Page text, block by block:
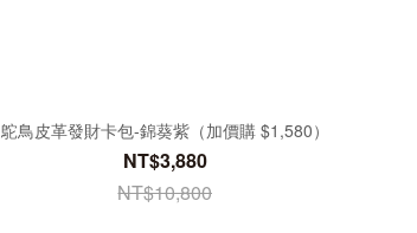
鴕鳥皮革發財卡包-錦葵紫（加價購 $1,580）
NT$3,880
NT$10,800